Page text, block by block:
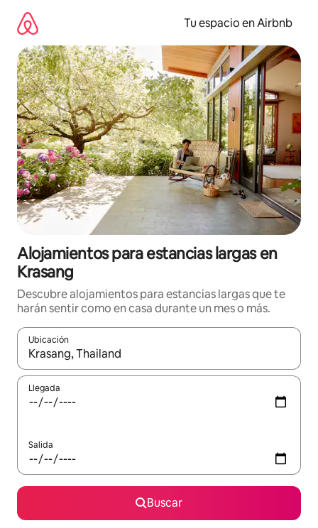
contenido
Tu espacio en Airbnb
Alojamientos para estancias largas en
Krasang
Descubre alojamientos para estancias largas que te
harán sentir como en casa durante un mes o más.
Ubicación
Cuando los resultados estén disponibles, podrás navegar
Llegada
Salida
Buscar